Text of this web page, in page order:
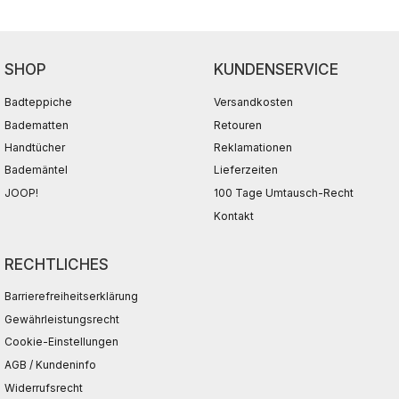
SHOP
Badteppiche
Badematten
Handtücher
Bademäntel
JOOP!
KUNDENSERVICE
Versandkosten
Retouren
Reklamationen
Lieferzeiten
100 Tage Umtausch-Recht
Kontakt
RECHTLICHES
Barrierefreiheitserklärung
Gewährleistungsrecht
Cookie-Einstellungen
AGB / Kundeninfo
Widerrufsrecht